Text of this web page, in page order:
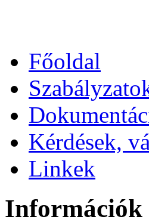
Főoldal
Kérdések,
Linkek
Információk